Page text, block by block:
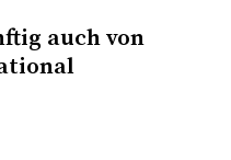
auch von